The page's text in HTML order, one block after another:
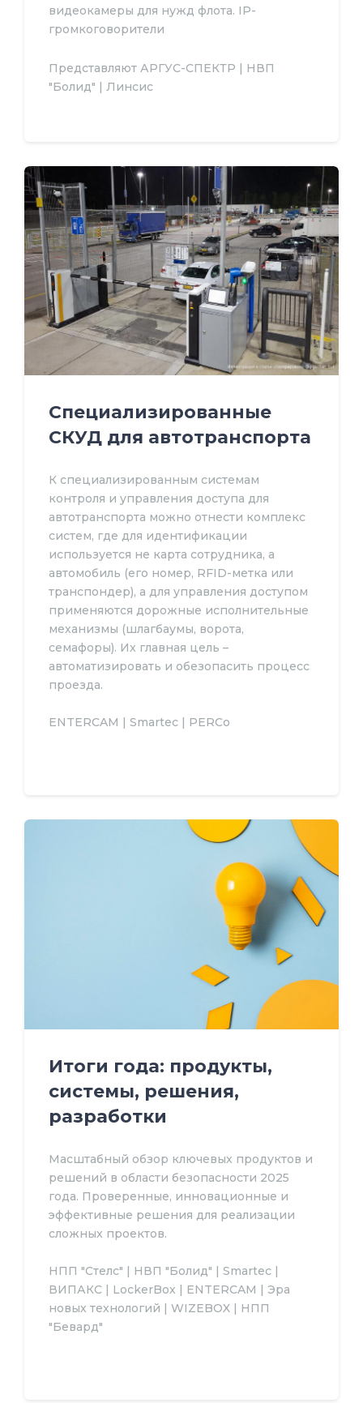
видеокамеры для нужд флота. IP-
громкоговорители
Представляют АРГУС-СПЕКТР | НВП
"Болид" | Линсис
Специализированные
СКУД для автотранспорта
К специализированным системам
контроля и управления доступа для
автотранспорта можно отнести комплекс
систем, где для идентификации
используется не карта сотрудника, а
автомобиль (его номер, RFID-метка или
транспондер), а для управления доступом
применяются дорожные исполнительные
механизмы (шлагбаумы, ворота,
семафоры). Их главная цель –
автоматизировать и обезопасить процесс
проезда.
ENTERCAM | Smartec | PERCo
Итоги года: продукты,
системы, решения,
разработки
Масштабный обзор ключевых продуктов и
решений в области безопасности 2025
года. Проверенные, инновационные и
эффективные решения для реализации
сложных проектов.
НПП "Стелс" | НВП "Болид" | Smartec |
ВИПАКС | LockerBox | ENTERCAM | Эра
новых технологий | WIZEBOX | НПП
"Бевард"